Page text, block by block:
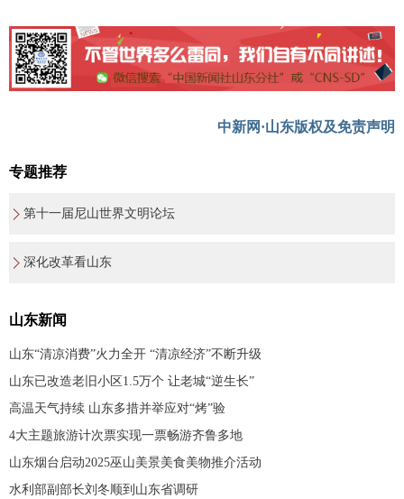
中新网·山东版权及免责声明
专题推荐
第十一届尼山世界文明论坛
深化改革看山东
山东新闻
山东“清凉消费”火力全开 “清凉经济”不断升级
山东已改造老旧小区1.5万个 让老城“逆生长”
高温天气持续 山东多措并举应对“烤”验
4大主题旅游计次票实现一票畅游齐鲁多地
山东烟台启动2025巫山美景美食美物推介活动
水利部副部长刘冬顺到山东省调研